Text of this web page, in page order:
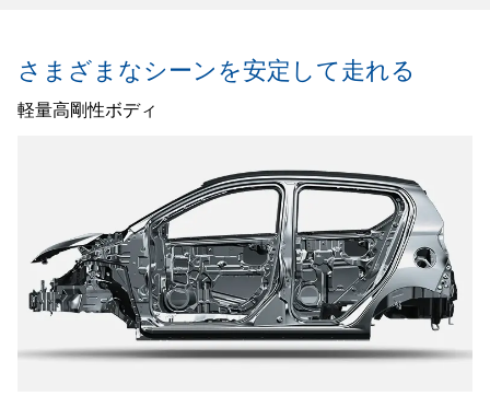
さまざまなシーンを安定して走れる
軽量高剛性ボディ